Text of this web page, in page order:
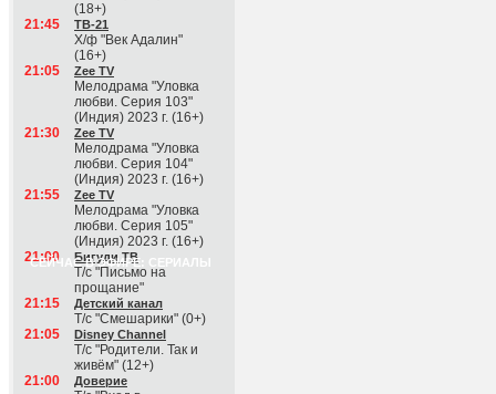
(18+)
21:45
ТВ-21
Х/ф "Век Адалин"
(16+)
21:05
Zee TV
Мелодрама "Уловка
любви. Серия 103"
(Индия) 2023 г. (16+)
21:30
Zee TV
Мелодрама "Уловка
любви. Серия 104"
(Индия) 2023 г. (16+)
21:55
Zee TV
Мелодрама "Уловка
любви. Серия 105"
(Индия) 2023 г. (16+)
СЕЙЧАС В ЭФИРЕ: СЕРИАЛЫ
21:00 Бигуди ТВ
Т/с "Письмо на
прощание"
21:15
Детский канал
Т/с "Смешарики" (0+)
21:05
Disney Channel
Т/с "Родители. Так и
живём" (12+)
21:00
Доверие